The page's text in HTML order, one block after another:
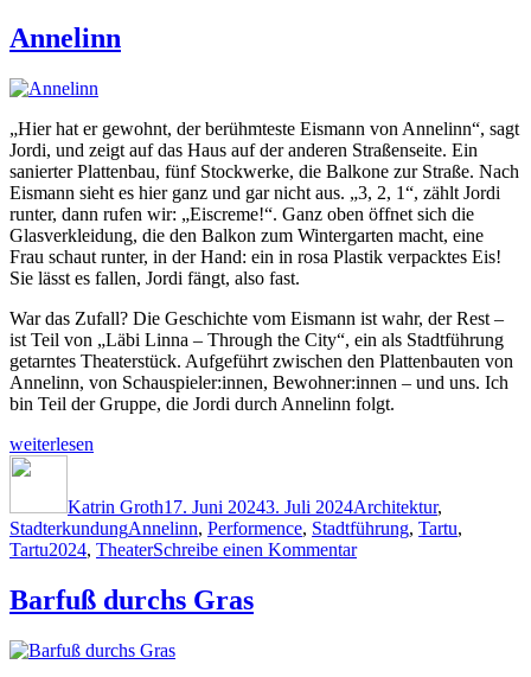
Annelinn
„Hier hat er gewohnt, der berühmteste Eismann von Annelinn“, sagt
Jordi, und zeigt auf das Haus auf der anderen Straßenseite. Ein
sanierter Plattenbau, fünf Stockwerke, die Balkone zur Straße. Nach
Eismann sieht es hier ganz und gar nicht aus. „3, 2, 1“, zählt Jordi
runter, dann rufen wir: „Eiscreme!“. Ganz oben öffnet sich die
Glasverkleidung, die den Balkon zum Wintergarten macht, eine
Frau schaut runter, in der Hand: ein in rosa Plastik verpacktes Eis!
Sie lässt es fallen, Jordi fängt, also fast.
War das Zufall? Die Geschichte vom Eismann ist wahr, der Rest –
ist Teil von „Läbi Linna – Through the City“, ein als Stadtführung
getarntes Theaterstück. Aufgeführt zwischen den Plattenbauten von
Annelinn, von Schauspieler:innen, Bewohner:innen – und uns. Ich
bin Teil der Gruppe, die Jordi durch Annelinn folgt.
„Annelinn“
weiterlesen
Katrin Groth17. Juni 20243. Juli 2024Architektur,
StadterkundungSchlagwörter
Annelinn, Performence, Stadtführung, Tartu,
Tartu2024, TheaterSchreibe einen Kommentarzu
Barfuß durchs Gras